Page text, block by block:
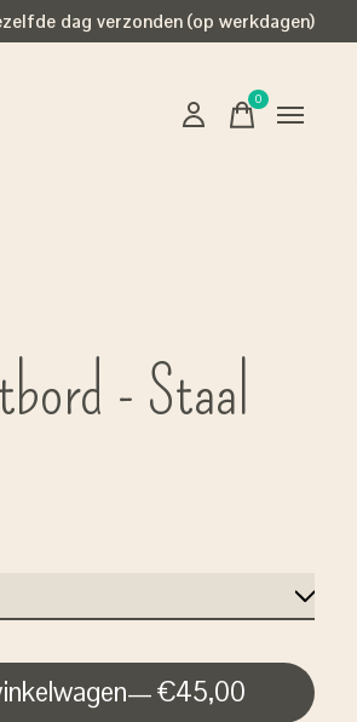
dag verzonden (op werkdagen)
0items
- Staal
— €45,00